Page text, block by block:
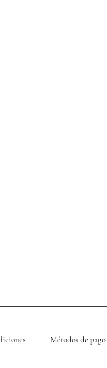
Métodos de pago